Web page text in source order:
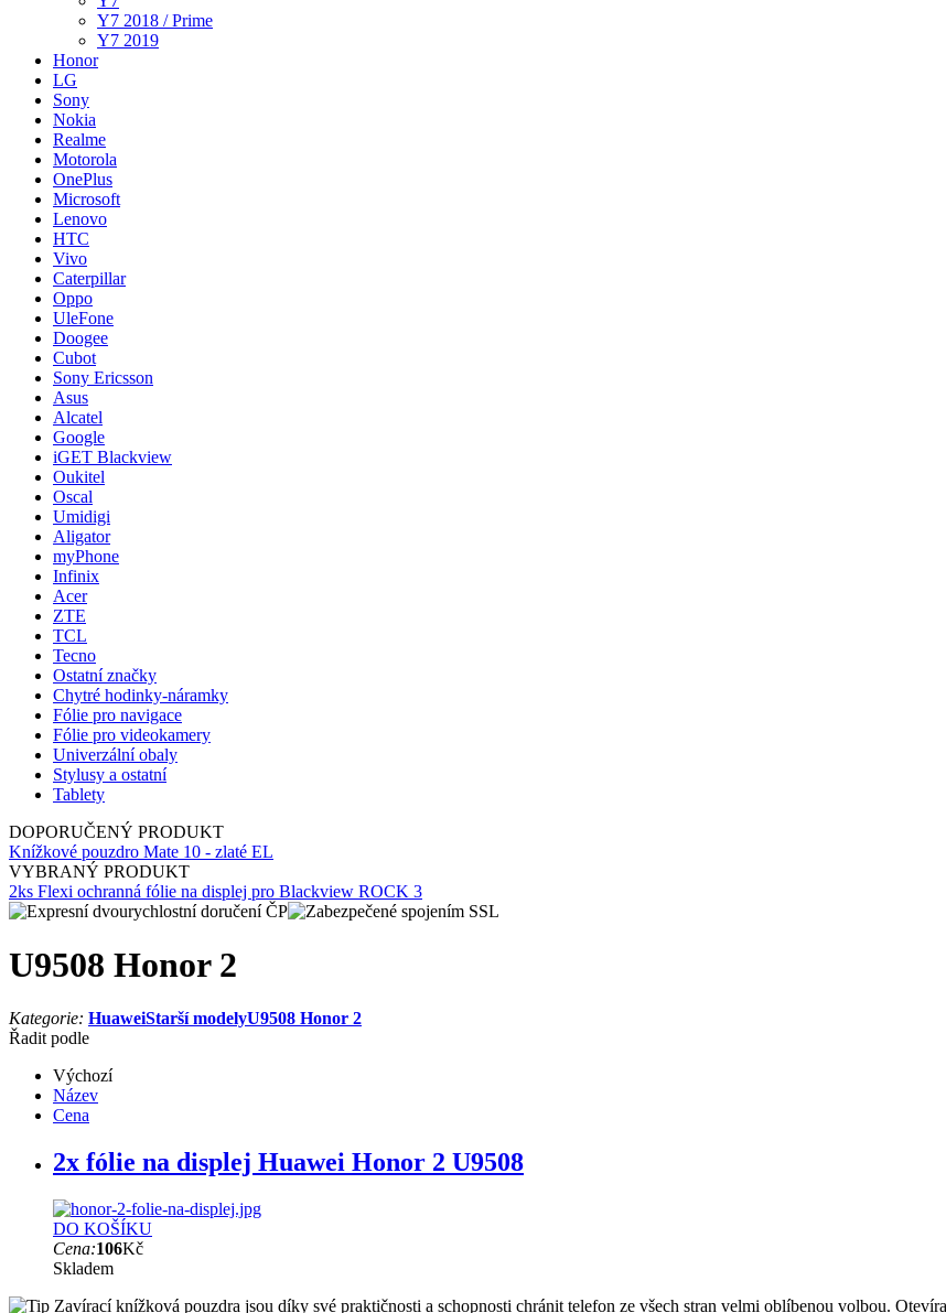
Y7 2018 / Prime
Y7 2019
Honor
LG
Sony
Nokia
Realme
Motorola
OnePlus
Microsoft
Lenovo
HTC
Vivo
Caterpillar
Oppo
UleFone
Doogee
Cubot
Sony Ericsson
Asus
Alcatel
Google
iGET Blackview
Oukitel
Oscal
Umidigi
Aligator
myPhone
Infinix
Acer
ZTE
TCL
Tecno
Ostatní značky
Chytré hodinky-náramky
Fólie pro navigace
Fólie pro videokamery
Univerzální obaly
Stylusy a ostatní
Tablety
DOPORUČENÝ PRODUKT
Knížkové pouzdro Mate 10 - zlaté EL
VYBRANÝ PRODUKT
2ks Flexi ochranná fólie na displej pro Blackview ROCK 3
U9508 Honor 2
Kategorie: HuaweiStarší modelyU9508 Honor 2
Řadit podle
Výchozí
Název
Cena
2x fólie na displej Huawei Honor 2 U9508
DO KOŠÍKU
Cena:106Kč
Skladem
Zavírací knížková pouzdra jsou díky své praktičnosti a schopnosti chránit telefon ze všech stran velmi oblíbenou volbou.